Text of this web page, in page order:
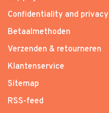
Confidentiality and privacy
Betaalmethoden
Verzenden & retourneren
Klantenservice
Sitemap
RSS-feed